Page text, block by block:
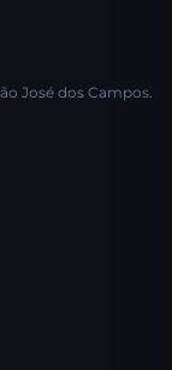
José dos Campos.